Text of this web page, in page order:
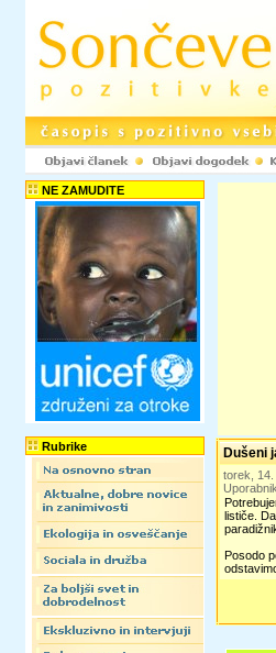
NE ZAMUDITE
Rubrike Dušeni
torek,
lističe.
Posodo